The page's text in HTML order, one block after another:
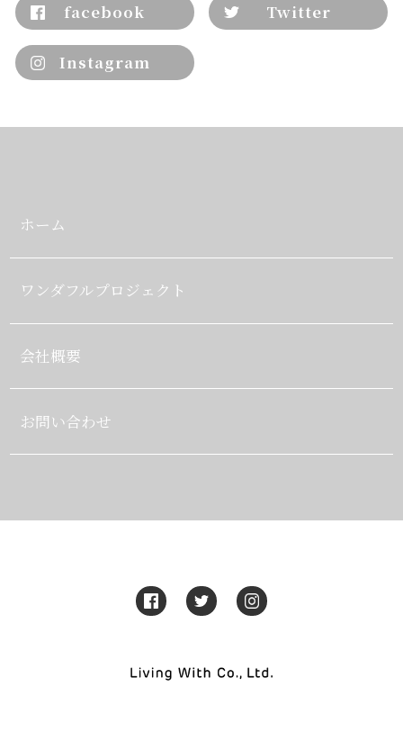
facebook Twitter
Instagram
ホーム
ワンダフルプロジェクト
会社概要
お問い合わせ